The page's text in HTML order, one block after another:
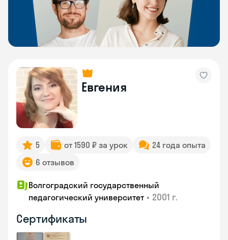
Евгения
5 от 1590 ₽ за урок
24 года опыта
6 отзывов
Волгоградский государственный
педагогический университет • 2001 г.
Сертификаты